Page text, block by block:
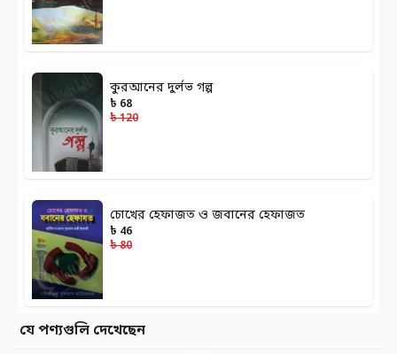
কুরআনের দুর্লভ গল্প
৳ 68
৳ 120
চোখের হেফাজত ও জবানের হেফাজত
৳ 46
৳ 80
যে পণ্যগুলি দেখেছেন